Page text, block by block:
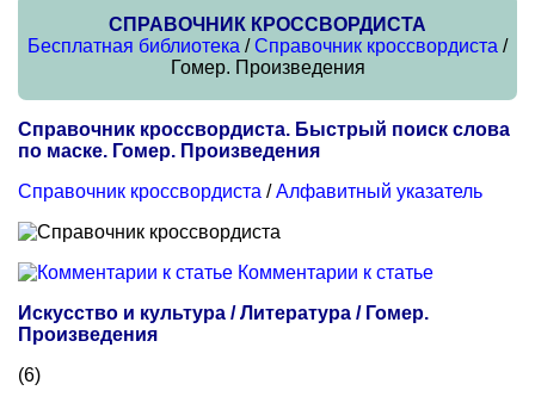
СПРАВОЧНИК КРОССВОРДИСТА
Бесплатная библиотека /Справочник кроссвордиста /
Гомер. Произведения
Справочник кроссвордиста. Быстрый поиск слова
по маске. Гомер. Произведения
Справочник кроссвордиста /Алфавитный указатель
Комментарии к статье
Искусство и культура / Литература / Гомер.
Произведения
(6)